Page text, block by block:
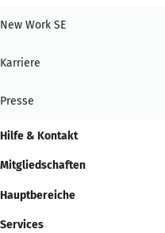
New Work SE
Karriere
Presse
Hilfe & Kontakt
Mitgliedschaften
Hauptbereiche
Services